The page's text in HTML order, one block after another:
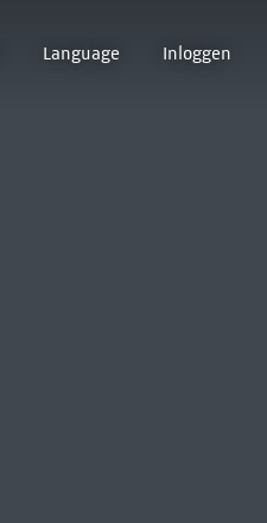
Language Inloggen